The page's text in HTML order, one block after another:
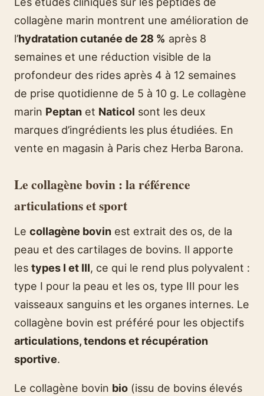
collagène marin montrent une amélioration de
l’hydratation cutanée de 28 % après 8
semaines et une réduction visible de la
profondeur des rides après 4 à 12 semaines
de prise quotidienne de 5 à 10 g. Le collagène
marin Peptan et Naticol sont les deux
marques d’ingrédients les plus étudiées. En
vente en magasin à Paris chez Herba Barona.
Le collagène bovin : la référence
articulations et sport
Le collagène bovin est extrait des os, de la
peau et des cartilages de bovins. Il apporte
les types I et III, ce qui le rend plus polyvalent :
type I pour la peau et les os, type III pour les
vaisseaux sanguins et les organes internes. Le
collagène bovin est préféré pour les objectifs
articulations, tendons et récupération
sportive.
Le collagène bovin bio (issu de bovins élevés